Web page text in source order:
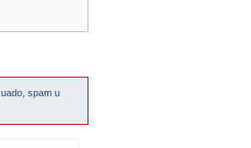
spam u